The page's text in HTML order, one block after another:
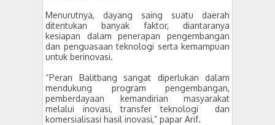
Menurutnya, dayang saing suatu daerah
ditentukan banyak faktor, diantaranya
kesiapan dalam penerapan pengembangan
dan penguasaan teknologi serta kemampuan
untuk berinovasi.
“Peran Balitbang sangat diperlukan dalam
mendukung program pengembangan,
pemberdayaan kemandirian masyarakat
melalui inovasi, transfer teknologi dan
komersialisasi hasil inovasi,” papar Arif.